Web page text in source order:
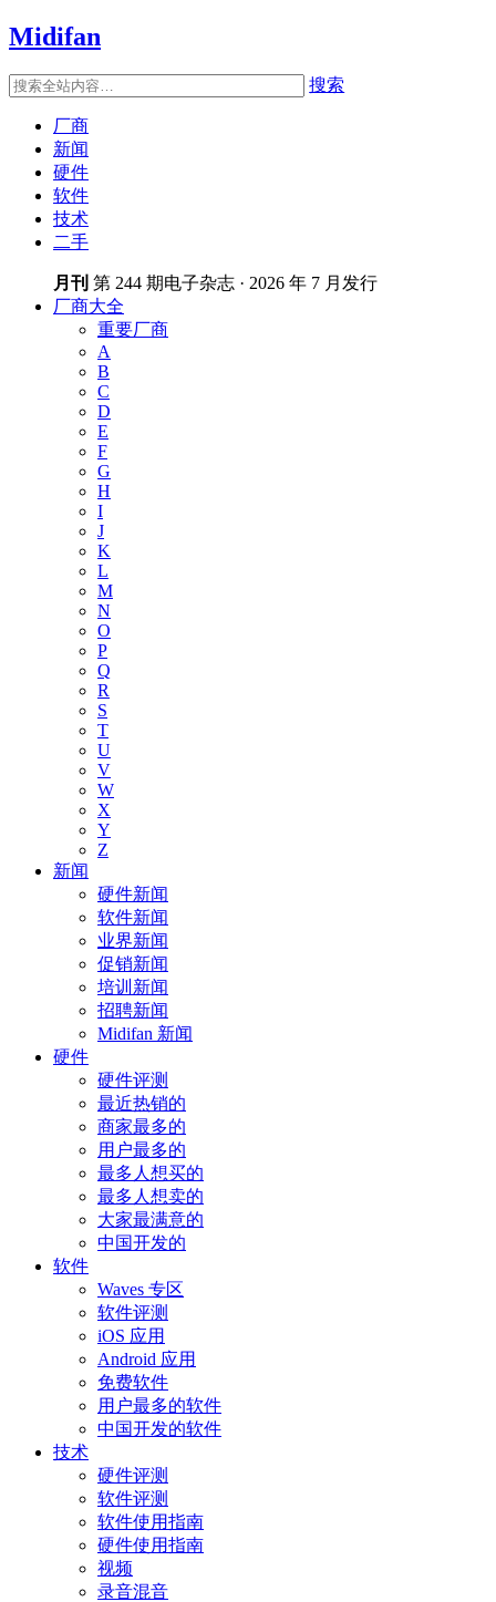
Midifan
搜索
厂商
新闻
硬件
软件
技术
二手
月刊 第 244 期电子杂志 · 2026 年 7 月发行
厂商大全
重要厂商
A
B
C
D
E
F
G
H
I
J
K
L
M
N
O
P
Q
R
S
T
U
V
W
X
Y
Z
新闻
硬件新闻
软件新闻
业界新闻
促销新闻
培训新闻
招聘新闻
Midifan 新闻
硬件
硬件评测
最近热销的
商家最多的
用户最多的
最多人想买的
最多人想卖的
大家最满意的
中国开发的
软件
Waves 专区
软件评测
iOS 应用
Android 应用
免费软件
用户最多的软件
中国开发的软件
技术
硬件评测
软件评测
软件使用指南
硬件使用指南
视频
录音混音